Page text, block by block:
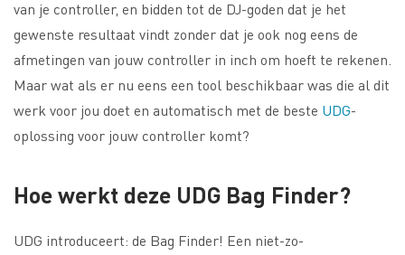
van je controller, en bidden tot de DJ-goden dat je het
gewenste resultaat vindt zonder dat je ook nog eens de
afmetingen van jouw controller in inch om hoeft te rekenen.
Maar wat als er nu eens een tool beschikbaar was die al dit
werk voor jou doet en automatisch met de beste UDG-
oplossing voor jouw controller komt?
Hoe werkt deze UDG Bag Finder?
UDG introduceert: de Bag Finder! Een niet-zo-